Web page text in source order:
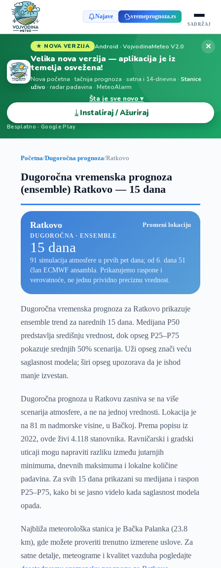
Najave vremeprognoza.rs
SADRŽAJ
★ NOVA VERZIJA Android · VojvodinaMeteo V2.0
Velika nova verzija — aplikacija je iz
temelja osvežena!
Nova početna · tačnija prognoza · satna i 14-dnevna · Stanice
uživo · radar padavina · MeteoAlarm
Šta je sve novo ▾
⤓ Instaliraj / Ažuriraj
Besplatno · Google Play
✕
Početna/Dugoročna prognoza/Ratkovo
Dugoročna vremenska prognoza
(ensemble) Ratkovo — 15 dana
Ratkovo Promeni lokaciju
DUGOROČNA · ENSEMBLE
15 dana
91 simulacija atmosfere u prvih pet dana; od 6. dana 51
član ECMWF ansambla. Prikazujemo raspone i
verovatnoće, ne jednu prividno preciznu vrednost.
Dugoročna vremenska prognoza za Ratkovo prikazuje
ensemble trend za narednih 15 dana. Medijana P50
predstavlja središnju vrednost, dok opseg P25–P75
pokazuje srednjih 50% scenarija. Uži opseg znači veću
saglasnost modela; širi opseg upozorava da je ishod
manje izvestan.
Dugoročna prognoza u Ratkovu zasniva se na više
scenarija atmosfere, a ne na jednoj vrednosti. Lokacija je
na 81 m nadmorske visine, u Bačkoj. Prema popisu iz
2022, ovde živi 4.118 stanovnika. Ravničarski i gradski
uticaji mogu napraviti razliku između jutarnjih
minimuma, dnevnih maksimuma i lokalne količine
padavina. Za svih 15 dana prikazani su medijana i raspon
P25–P75, kako bi se jasno videlo kada saglasnost modela
opada.
Najbliža meteorološka stanica je Bačka Palanka (23.8
km), gde možete proveriti trenutno izmerene uslove. Za
satne detalje, meteograme i kvalitet vazduha pogledajte